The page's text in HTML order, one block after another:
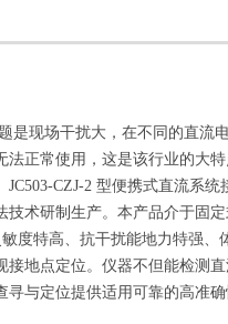
是现场干扰大，在不同的直流
正常使用，这是该行业的大
CZJ-2 型便携式直流系统
术研制生产。本产品介于固
度特高、抗干扰能地力特强
地点定位。仪器不但能检测
与定位提供适用可靠的高准